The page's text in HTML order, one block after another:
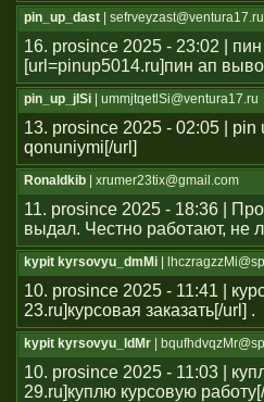
pin_up_dast | sefrveyzast@ventura17.ru
16. prosince 2025 - 23:02 |
[url=pinup5014.ru]пин ап
pin_up_jlSi | ummjtqetlSi@ventura17.ru
13. prosince 2025 - 02:05 |
qonuniymi[/url]
Ronaldkib | xrumer23tix@gmail.com
11. prosince 2025 - 18:36 |
выдал. Честно работают, не
kypit kyrsovyu_dmMi |
10. prosince 2025 - 11:41 |
23.ru]курсовая заказать[/url] .
kypit kyrsovyu_ldMr |
10. prosince 2025 - 11:03 |
29.ru]куплю курсовую